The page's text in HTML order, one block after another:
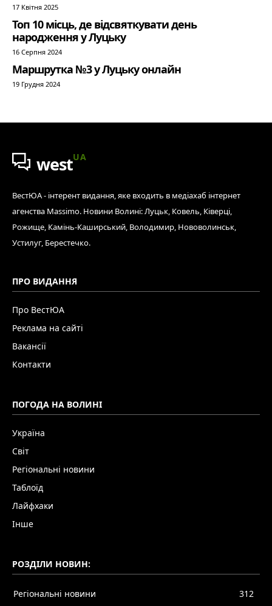
17 Квітня 2025
Топ 10 місць, де відсвяткувати день
народження у Луцьку
16 Серпня 2024
Маршрутка №3 у Луцьку онлайн
19 Грудня 2024
westUA
ВестЮА - інтерент видання, яке входить в медіахаб інтернет
агенства Massimo. Новини Волині: Луцьк, Ковель, Ківерці,
Рожище, Камінь-Каширський, Володимир, Нововолинськ,
Устилуг, Берестечко.
ПРО ВИДАННЯ
Про ВестЮА
Реклама на сайті
Вакансії
Контакти
ПОГОДА НА ВОЛИНІ
Україна
Світ
Регіональні новини
Таблоїд
Лайфхаки
Інше
РОЗДІЛИ НОВИН:
Регіональні новини
312